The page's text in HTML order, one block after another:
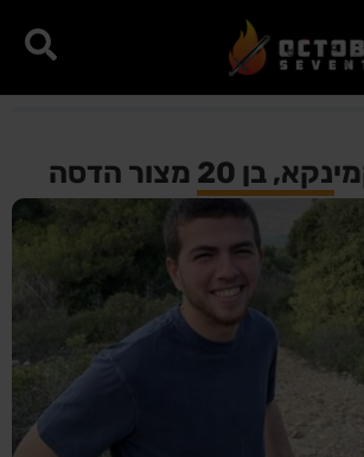
20 מצור הדסה